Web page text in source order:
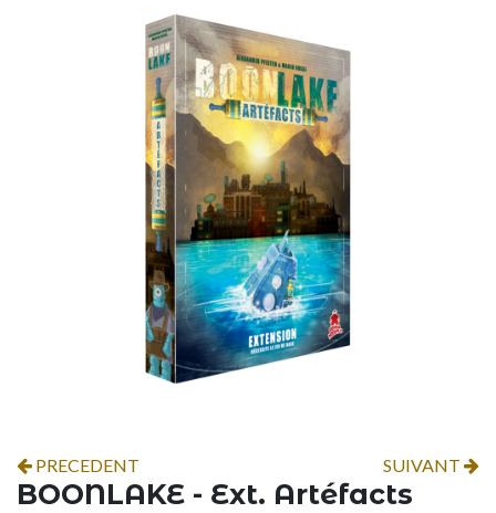
PRECEDENT SUIVANT
BOONLAKE - Ext. Artéfacts